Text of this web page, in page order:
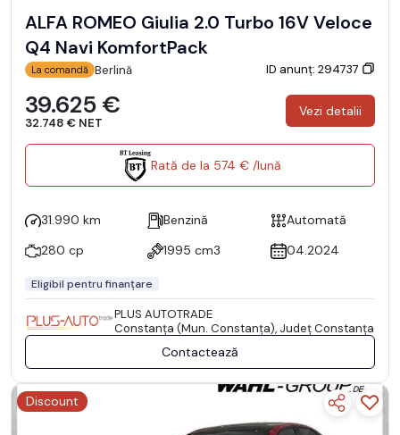
ALFA ROMEO Giulia 2.0 Turbo 16V Veloce
Q4 Navi KomfortPack
La comandă Berlină ID anunț: 294737
39.625 €
32.748 € NET
Vezi detalii
Rată de la 574 € /lună
31.990 km Benzină
Automată
280 cp
1995 cm3 04.2024
Eligibil pentru finanțare
PLUS AUTOTRADE
Constanţa (Mun. Constanţa), Județ Constanţa
Contactează
Discount